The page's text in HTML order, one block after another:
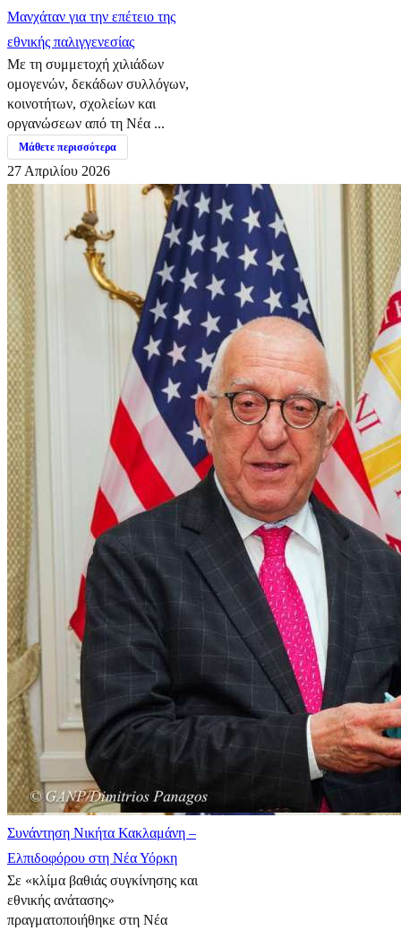
Μανχάταν για την επέτειο της
εθνικής παλιγγενεσίας
Με τη συμμετοχή χιλιάδων
ομογενών, δεκάδων συλλόγων,
κοινοτήτων, σχολείων και
οργανώσεων από τη Νέα ...
Μάθετε περισσότερα
27 Απριλίου 2026
Συνάντηση Νικήτα Κακλαμάνη –
Ελπιδοφόρου στη Νέα Υόρκη
Σε «κλίμα βαθιάς συγκίνησης και
εθνικής ανάτασης»
πραγματοποιήθηκε στη Νέα